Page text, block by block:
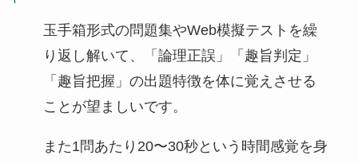
玉手箱形式の問題集やWeb模擬テストを繰
り返し解いて、「論理正誤」「趣旨判定」
「趣旨把握」の出題特徴を体に覚えさせる
ことが望ましいです。
また1問あたり20〜30秒という時間感覚を身